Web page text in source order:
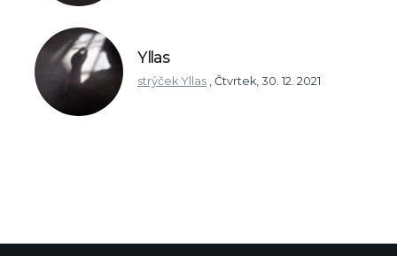
Yllas
strýček Yllas , Čtvrtek, 30. 12. 2021